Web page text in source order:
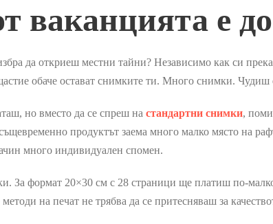
ваканцията е
да откриеш местни тайни? Независимо как си
обаче остават снимките ти. Много снимки. Чудиш
но вместо да се спреш на стандартни снимки,
продуктът заема много малко място на
много индивидуален спомен.
За формат 20×30 см с 28 страници ще платиш по-
на печат не трябва да се притесняваш за